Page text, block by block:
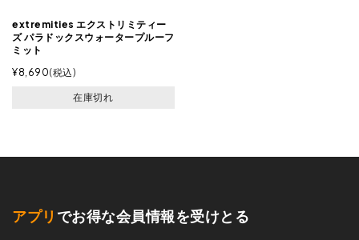
extremities エクストリミティー
ズ パラドックスウォータープルーフ
ミット
¥8,690 税込
在庫切れ
アプリ でお得な会員情報を受けとる